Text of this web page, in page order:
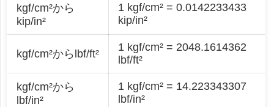
kgf/cm²から
kip/in²
1 kgf/cm² = 0.0142233433
kip/in²
kgf/cm²からlbf/ft²
1 kgf/cm² = 2048.1614362
lbf/ft²
kgf/cm²から
lbf/in²
1 kgf/cm² = 14.223343307
lbf/in²